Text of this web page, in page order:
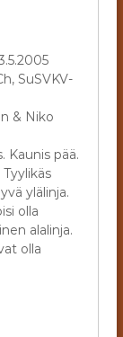
SuSVKV-
& Niko
Kaunis pää.
ylälinja.
olla
alalinja.
olla